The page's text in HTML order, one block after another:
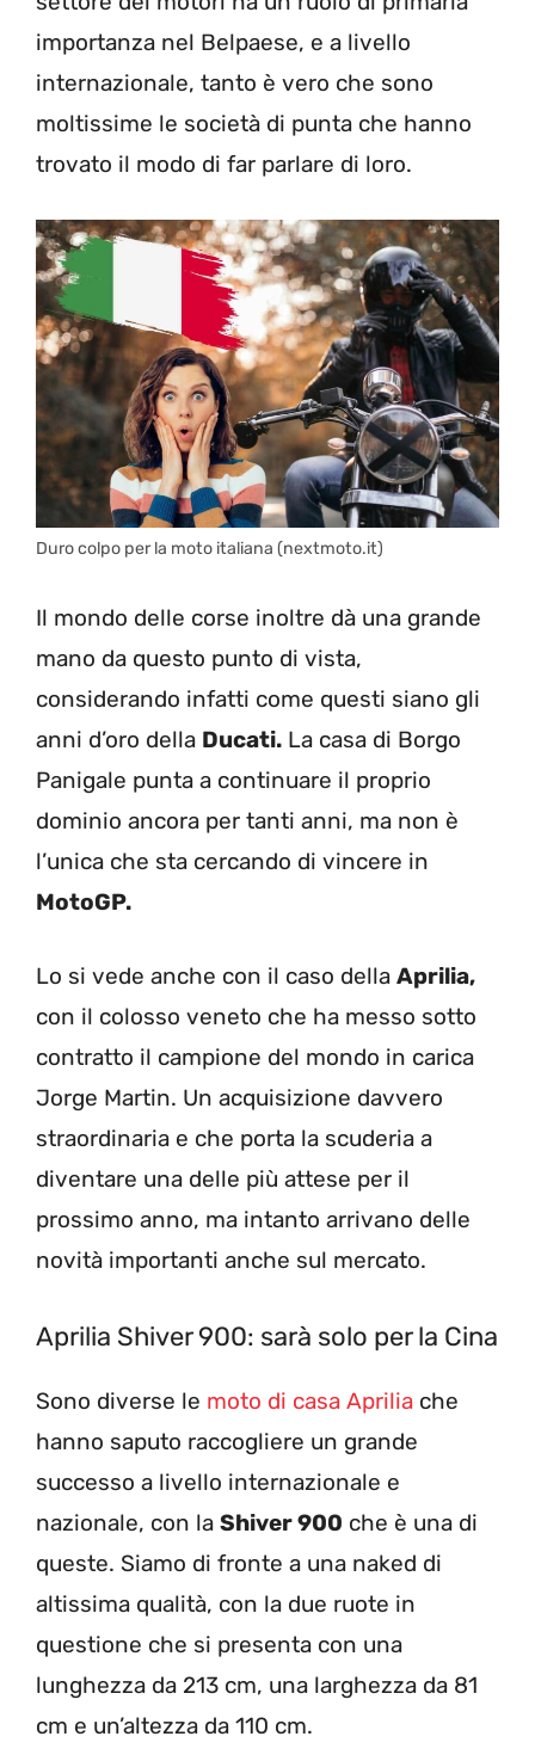
importanza nel Belpaese, e a livello
internazionale, tanto è vero che sono
moltissime le società di punta che hanno
trovato il modo di far parlare di loro.
Duro colpo per la moto italiana (nextmoto.it)
Il mondo delle corse inoltre dà una grande
mano da questo punto di vista,
considerando infatti come questi siano gli
anni d’oro della Ducati. La casa di Borgo
Panigale punta a continuare il proprio
dominio ancora per tanti anni, ma non è
l’unica che sta cercando di vincere in
MotoGP.
Lo si vede anche con il caso della Aprilia,
con il colosso veneto che ha messo sotto
contratto il campione del mondo in carica
Jorge Martin. Un acquisizione davvero
straordinaria e che porta la scuderia a
diventare una delle più attese per il
prossimo anno, ma intanto arrivano delle
novità importanti anche sul mercato.
Aprilia Shiver 900: sarà solo per la Cina
Sono diverse le moto di casa Aprilia che
hanno saputo raccogliere un grande
successo a livello internazionale e
nazionale, con la Shiver 900 che è una di
queste. Siamo di fronte a una naked di
altissima qualità, con la due ruote in
questione che si presenta con una
lunghezza da 213 cm, una larghezza da 81
cm e un’altezza da 110 cm.